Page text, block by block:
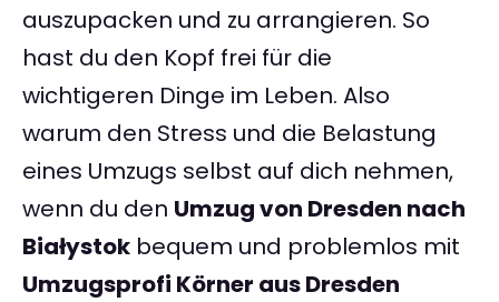
auszupacken und zu arrangieren. So
hast du den Kopf frei für die
wichtigeren Dinge im Leben. Also
warum den Stress und die Belastung
eines Umzugs selbst auf dich nehmen,
wenn du den Umzug von Dresden nach
Białystok bequem und problemlos mit
Umzugsprofi Körner aus Dresden